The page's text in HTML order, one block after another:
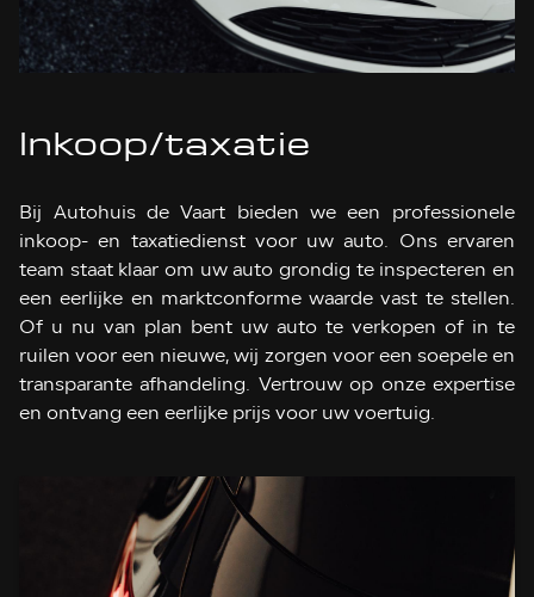
Inkoop/taxatie
Bij Autohuis de Vaart bieden we een professionele
inkoop- en taxatiedienst voor uw auto. Ons ervaren
team staat klaar om uw auto grondig te inspecteren en
een eerlijke en marktconforme waarde vast te stellen.
Of u nu van plan bent uw auto te verkopen of in te
ruilen voor een nieuwe, wij zorgen voor een soepele en
transparante afhandeling. Vertrouw op onze expertise
en ontvang een eerlijke prijs voor uw voertuig.